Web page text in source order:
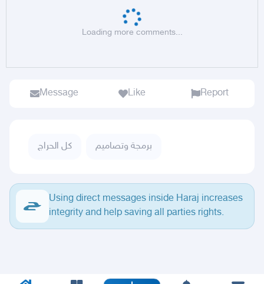
Loading more comments...
Message Like Report
كل الحراج برمجة وتصاميم
Using direct messages inside Haraj increases
integrity and help saving all parties rights.